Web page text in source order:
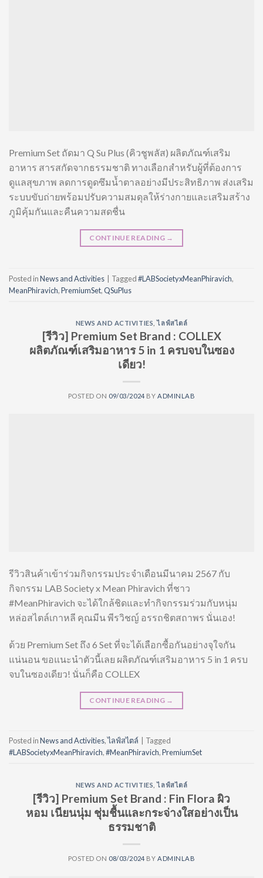
Premium Set ถัดมา Q Su Plus (คิวชูพลัส) ผลิตภัณฑ์เสริม
อาหาร สารสกัดจากธรรมชาติ ทางเลือกสำหรับผู้ที่ต้องการ
ดูแลสุขภาพ ลดการดูดซึมน้ำตาลอย่างมีประสิทธิภาพ ส่งเสริม
ระบบขับถ่ายพร้อมปรับความสมดุลให้ร่างกายและเสริมสร้าง
ภูมิคุ้มกันและคืนความสดชื่น
CONTINUE READING →
Posted inNews and Activities Tagged#LABSocietyxMeanPhiravich,
MeanPhiravich,PremiumSet,QSuPlus
NEWS AND ACTIVITIES ,ไลฟ์สไตล์
[รีวิว] Premium Set Brand : COLLEX
ผลิตภัณฑ์เสริมอาหาร 5 in 1 ครบจบในซอง
เดียว!
POSTED ON 09/03/2024 BY ADMINLAB
รีวิวสินค้าเข้าร่วมกิจกรรมประจำเดือนมีนาคม 2567 กับ
กิจกรรม LAB Society x Mean Phiravich ที่ชาว
#MeanPhiravich จะได้ใกล้ชิดและทำกิจกรรมร่วมกับหนุ่ม
หล่อสไตล์เกาหลี คุณมีน พีรวิชญ์ อรรถชิตสถาพร นั่นเอง!
ด้วย Premium Set ถึง 6 Set ที่จะได้เลือกซื้อกันอย่างจุใจกัน
แน่นอน ขอแนะนำตัวนี้เลย ผลิตภัณฑ์เสริมอาหาร 5 in 1 ครบ
จบในซองเดียว! นั่นก็คือ COLLEX
CONTINUE READING →
Posted inNews and Activities,ไลฟ์สไตล์
Tagged
#LABSocietyxMeanPhiravich,#MeanPhiravich,PremiumSet
NEWS AND ACTIVITIES ,ไลฟ์สไตล์
[รีวิว] Premium Set Brand : Fin Flora ผิว
หอม เนียนนุ่ม ชุ่มชื้นและกระจ่างใสอย่างเป็น
ธรรมชาติ
POSTED ON 08/03/2024 BY ADMINLAB